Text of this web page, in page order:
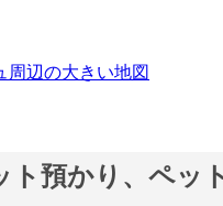
周辺の大きい地図
ト預かり、ペッ